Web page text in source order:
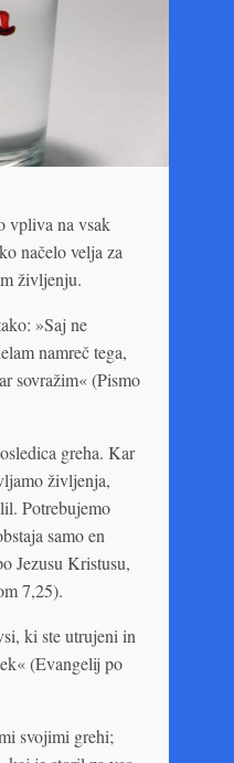
vpliva na vsak
načelo velja za
življenju.
»Saj ne
namreč tega,
sovražim« (Pismo
greha. Kar
življenja,
Potrebujemo
samo en
Jezusu Kristusu,
7,25).
ki ste utrujeni in
(Evangelij po
svojimi grehi;